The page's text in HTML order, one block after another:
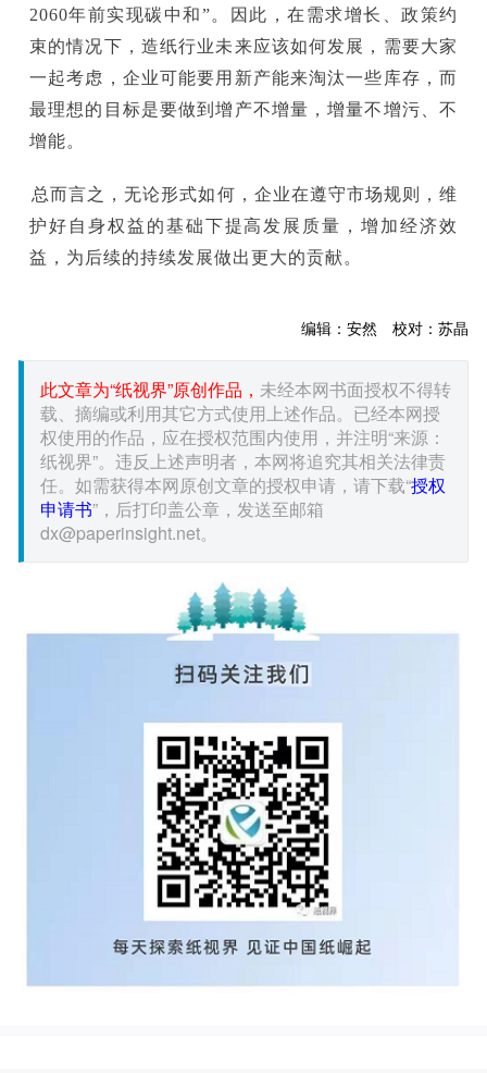
2060年前实现碳中和”。因此，在需求增长、政策约
束的情况下，造纸行业未来应该如何发展，需要大家
一起考虑，企业可能要用新产能来淘汰一些库存，而
最理想的目标是要做到增产不增量，增量不增污、不
增能。
而言之，无论形式如何，企业在遵守市场规则，维
护好自身权益的基础下提高发展质量，增加经济效
益，为后续的持续发展做出更大的贡献。
编辑：安然 校对：苏晶
此文章为“纸视界”原创作品， 未经本网书面授权不得转
载、摘编或利用其它方式使用上述作品。已经本网授
权使用的作品，应在授权范围内使用，并注明“来源：
纸视界”。违反上述声明者，本网将追究其相关法律责
任。如需获得本网原创文章的授权申请，请下载“授权
申请书”，后打印盖公章，发送至邮箱
dx@paperinsight.net。